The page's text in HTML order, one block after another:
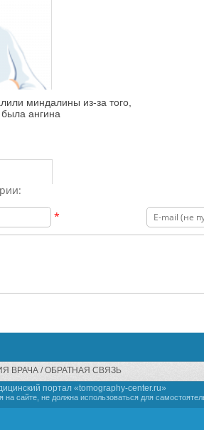
миндалины из-за того,
была ангина
*
ВРАЧА
ОБРАТНАЯ СВЯЗЬ
портал «tomography-center.ru»
сайте, не должна использоваться для